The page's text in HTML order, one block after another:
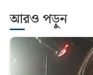
আরও পড়ুন